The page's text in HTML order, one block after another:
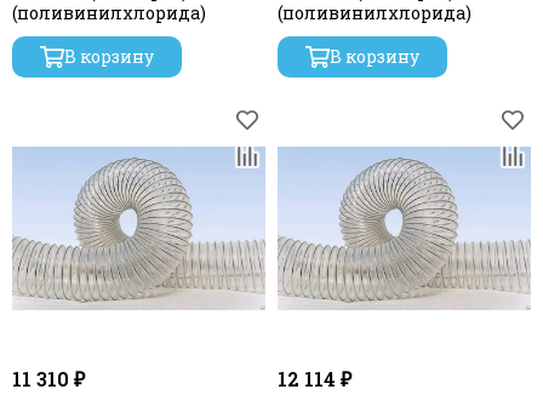
(поливинилхлорида)
В корзину
(поливинилхлорида)
В корзину
11 310 ₽ 12 114 ₽